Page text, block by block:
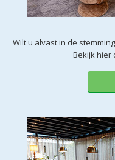
Wilt u alvast in de
Bekijk hier